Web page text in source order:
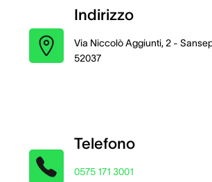
Indirizzo
Via Niccolò Aggiunti, 2 -
52037
Telefono
0575 171 3001